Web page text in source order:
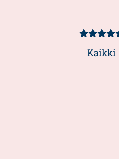
Kundbetyg
5/5Kaikki